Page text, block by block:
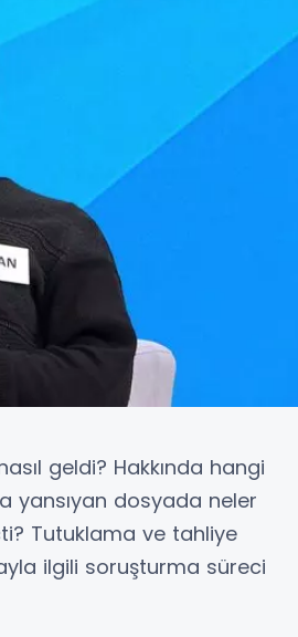
geldi? Hakkında hangi
yansıyan dosyada neler
Tutuklama ve tahliye
ilgili soruşturma süreci